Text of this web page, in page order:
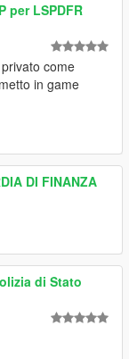
per LSPDFR
come
in game
DI FINANZA
di Stato